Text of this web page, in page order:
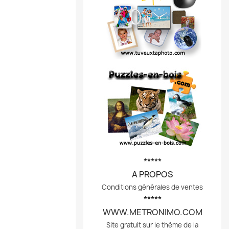
*****
A PROPOS
Conditions générales de ventes
*****
WWW.METRONIMO.COM
Site gratuit sur le thème de la